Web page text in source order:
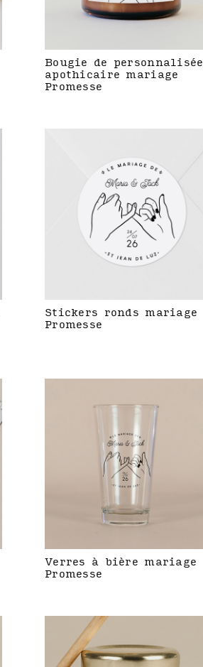
Bougie de personnalisée
apothicaire mariage
Promesse
Stickers ronds mariage
Promesse
Verres à bière mariage
Promesse